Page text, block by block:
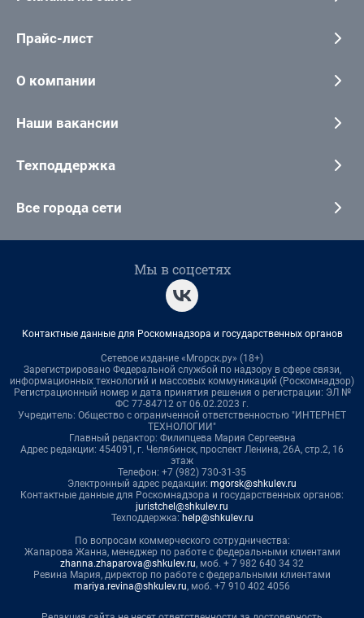
Прайс-лист
О компании
Наши вакансии
Техподдержка
Все города сети
Мы в соцсетях
Контактные данные для Роскомнадзора и государственных органов
Сетевое издание «Мгорск.ру» (18+)
Зарегистрировано Федеральной службой по надзору в сфере связи,
информационных технологий и массовых коммуникаций (Роскомнадзор)
Регистрационный номер и дата принятия решения о регистрации: ЭЛ №
ФС 77-84712 от 06.02.2023 г.
Учредитель: Общество с ограниченной ответственностью "ИНТЕРНЕТ
ТЕХНОЛОГИИ"
Главный редактор: Филипцева Мария Сергеевна
Адрес редакции: 454091, г. Челябинск, проспект Ленина, 26А, стр.2, 16
этаж
Телефон: +7 (982) 730-31-35
Электронный адрес редакции: mgorsk@shkulev.ru
Контактные данные для Роскомнадзора и государственных органов:
juristchel@shkulev.ru
Техподдержка: help@shkulev.ru
По вопросам коммерческого сотрудничества:
Жапарова Жанна, менеджер по работе с федеральными клиентами
zhanna.zhaparova@shkulev.ru, моб. + 7 982 640 34 32
Ревина Мария, директор по работе с федеральными клиентами
mariya.revina@shkulev.ru, моб. +7 910 402 4056